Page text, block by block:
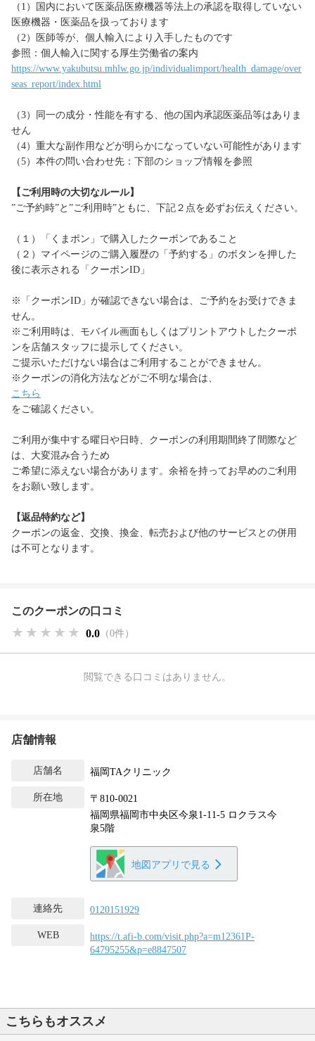
（1）国内において医薬品医療機器等法上の承認を取得していない
医療機器・医薬品を扱っております
（2）医師等が、個人輸入により入手したものです
参照：個人輸入に関する厚生労働省の案内
https://www.yakubutsu.mhlw.go.jp/individualimport/health_damage/over
seas_report/index.html
（3）同一の成分・性能を有する、他の国内承認医薬品等はありま
せん
（4）重大な副作用などが明らかになっていない可能性があります
（5）本件の問い合わせ先：下部のショップ情報を参照
【ご利用時の大切なルール】
”ご予約時”と”ご利用時”ともに、下記２点を必ずお伝えください。
（１）「くまポン」で購入したクーポンであること
（２）マイページのご購入履歴の「予約する」のボタンを押した
後に表示される「クーポンID」
※「クーポンID」が確認できない場合は、ご予約をお受けできま
せん。
※ご利用時は、モバイル画面もしくはプリントアウトしたクーポ
ンを店舗スタッフに提示してください。
ご提示いただけない場合はご利用することができません。
※クーポンの消化方法などがご不明な場合は、
こちら
をご確認ください。
ご利用が集中する曜日や日時、クーポンの利用期間終了間際など
は、大変混み合うため
ご希望に添えない場合があります。余裕を持ってお早めのご利用
をお願い致します。
【返品特約など】
クーポンの返金、交換、換金、転売および他のサービスとの併用
は不可となります。
このクーポンの口コミ
★★★★★
★★★★★
★★★★★ 0.0 （0件）
閲覧できる口コミはありません。
店舗情報
店舗名 福岡TAクリニック
所在地
〒810-0021
福岡県福岡市中央区今泉1-11-5 ロクラス今
泉5階
地図アプリで見る
連絡先 0120151929
WEB
https://t.afi-b.com/visit.php?a=m12361P-
64795255&p=e8847507
こちらもオススメ